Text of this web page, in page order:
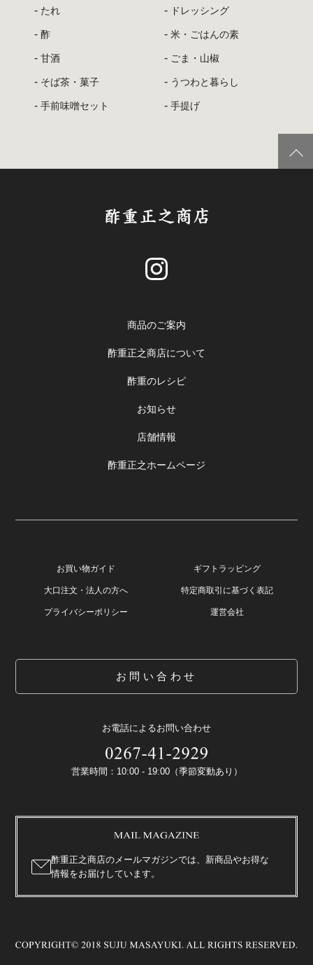
たれ ドレッシング
酢 米・ごはんの素
甘酒 ごま・山椒
そば茶・菓子 うつわと暮らし
手前味噌セット 手提げ
商品のご案内
酢重正之商店について
酢重のレシピ
お知らせ
店舗情報
酢重正之ホームページ
お買い物ガイド ギフトラッピング
大口注文・法人の方へ 特定商取引に基づく表記
プライバシーポリシー 運営会社
お問い合わせ
お電話によるお問い合わせ
営業時間：10:00 - 19:00（季節変動あり）
酢重正之商店のメールマガジンでは、新商品やお得な
情報をお届けしています。